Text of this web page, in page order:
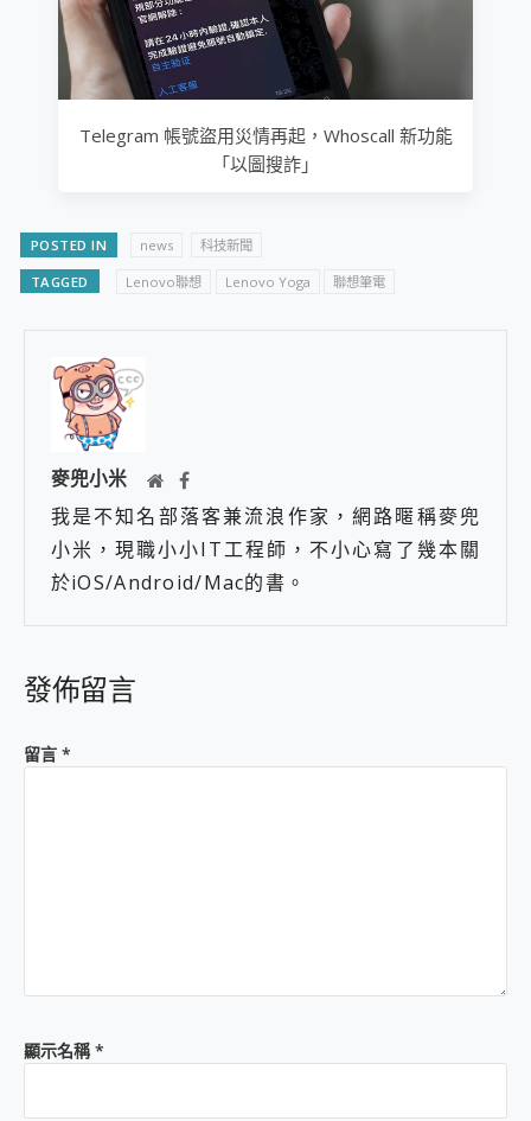
Telegram 帳號盜用災情再起，Whoscall 新功能
「以圖搜詐」
POSTED IN news 科技新聞
TAGGED Lenovo聯想 Lenovo Yoga 聯想筆電
麥兜小米
我是不知名部落客兼流浪作家，網路暱稱麥兜
小米，現職小小IT工程師，不小心寫了幾本關
於iOS/Android/Mac的書。
發佈留言
留言 *
顯示名稱*